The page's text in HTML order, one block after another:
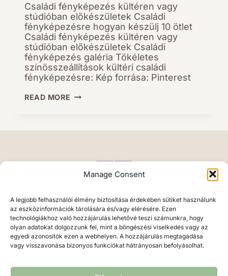
Manage Consent
A legjobb felhasználói élmény biztosítása érdekében sütiket használunk
az eszközinformációk tárolására és/vagy elérésére. Ezen
technológiákhoz való hozzájárulás lehetővé teszi számunkra, hogy
olyan adatokat dolgozzunk fel, mint a böngészési viselkedés vagy az
egyedi azonosítók ezen a webhelyen. A hozzájárulás megtagadása
vagy visszavonása bizonyos funkciókat hátrányosan befolyásolhat.
Családi fényképezés kültéren vagy
stúdióban előkészületek Családi
fényképezésre hogyan készülj 10 ötlet
Családi fényképezés kültéren vagy
stúdióban előkészületek Családi
fényképezés galéria Tökéletes
színösszeállítások kültéri családi
fényképezésre: Kép forrása: Pinterest
READ MORE CSALÁDI